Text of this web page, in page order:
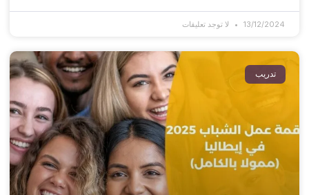
13/12/2024 لا توجد تعليقات
تدريب